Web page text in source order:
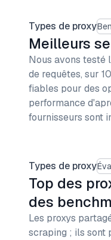
Types de proxy
Meilleurs
Nous avons testé
de requêtes, sur
fiables pour des
performance
fournisseurs sont
Types de proxy
Top des
des
Les proxys
scraping ; ils sont